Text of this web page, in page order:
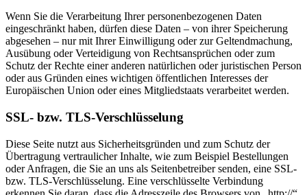
Wenn Sie die Verarbeitung Ihrer personenbezogenen Daten
eingeschränkt haben, dürfen diese Daten – von ihrer Speicherung
abgesehen – nur mit Ihrer Einwilligung oder zur Geltendmachung,
Ausübung oder Verteidigung von Rechtsansprüchen oder zum
Schutz der Rechte einer anderen natürlichen oder juristischen Person
oder aus Gründen eines wichtigen öffentlichen Interesses der
Europäischen Union oder eines Mitgliedstaats verarbeitet werden.
SSL- bzw. TLS-Verschlüsselung
Diese Seite nutzt aus Sicherheitsgründen und zum Schutz der
Übertragung vertraulicher Inhalte, wie zum Beispiel Bestellungen
oder Anfragen, die Sie an uns als Seitenbetreiber senden, eine SSL-
bzw. TLS-Verschlüsselung. Eine verschlüsselte Verbindung